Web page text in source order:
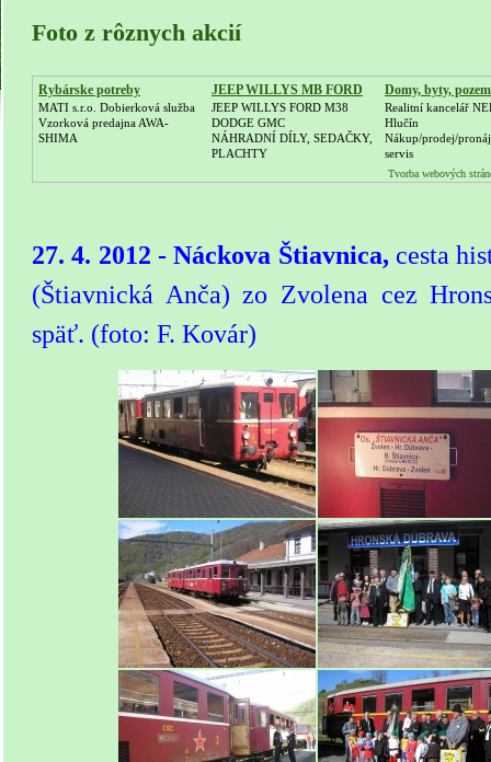
Foto z rôznych akcií
Rybárske potreby
MATI s.r.o. Dobierková služba
Vzorková predajna AWA-
SHIMA
JEEP WILLYS MB FORD
GPW
JEEP WILLYS FORD M38
DODGE GMC
NÁHRADNÍ DÍLY, SEDAČKY,
PLACHTY
Domy, byty,
Realitní kancelář
Hlučín
Nákup/prodej/
servis
Tvorba webových
27. 4. 2012 - Náckova Štiavnica, cesta
(Štiavnická Anča) zo Zvolena cez
späť. (foto: F. Kovár)